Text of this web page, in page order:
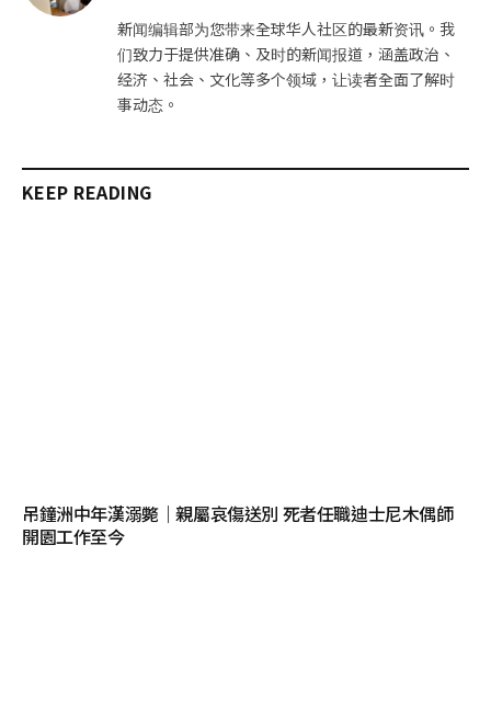
新闻编辑部为您带来全球华人社区的最新资讯。我
们致力于提供准确、及时的新闻报道，涵盖政治、
经济、社会、文化等多个领域，让读者全面了解时
事动态。
KEEP READING
吊鐘洲中年漢溺斃｜親屬哀傷送別 死者任職迪士尼木偶師
開園工作至今